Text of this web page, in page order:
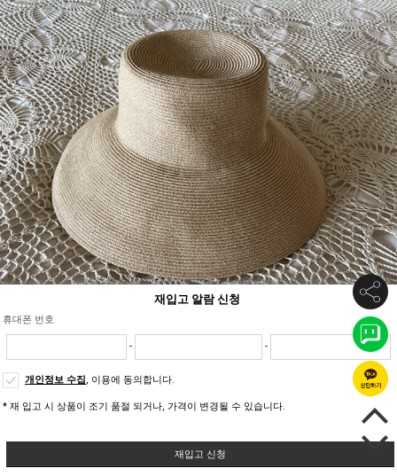
재입고 알람 신청
휴대폰 번호
- -
개인정보 수집, 이용에 동의합니다.
* 재 입고 시 상품이 조기 품절 되거나, 가격이 변경될 수 있습니다.
재입고 신청